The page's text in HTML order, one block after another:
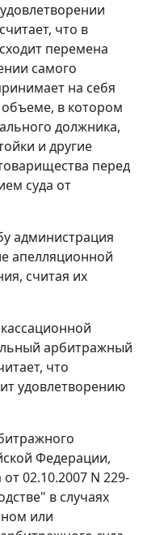
что в
перемена
самого
на себя
в котором
должника,
и другие
перед
суда от
администрация
апелляционной
считая их
арбитражный
что
удовлетворению
Федерации,
02.10.2007 N 229-
в случаях
или